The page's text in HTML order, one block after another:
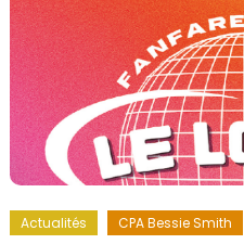
Actualités CPA Bessie Smith